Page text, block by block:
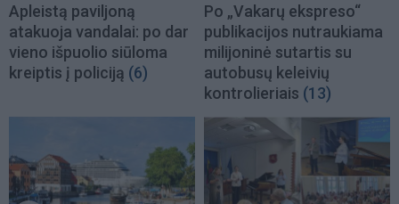
Apleistą paviljoną
atakuoja vandalai: po dar
vieno išpuolio siūloma
kreiptis į policiją (6)
Po „Vakarų ekspreso“
publikacijos nutraukiama
milijoninė sutartis su
autobusų keleivių
kontrolieriais (13)